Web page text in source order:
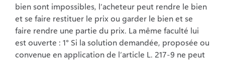
bien sont impossibles, l’acheteur peut rendre le bien
et se faire restituer le prix ou garder le bien et se
faire rendre une partie du prix. La même faculté lui
est ouverte : 1° Si la solution demandée, proposée ou
convenue en application de l’article L. 217-9 ne peut